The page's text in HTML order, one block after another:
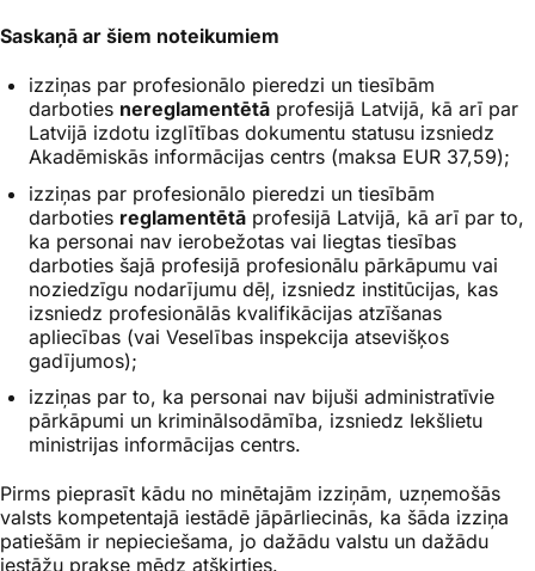
Saskaņā ar šiem noteikumiem
izziņas par profesionālo pieredzi un tiesībām
darboties nereglamentētā profesijā Latvijā, kā arī par
Latvijā izdotu izglītības dokumentu statusu izsniedz
Akadēmiskās informācijas centrs (maksa EUR 37,59);
izziņas par profesionālo pieredzi un tiesībām
darboties reglamentētā profesijā Latvijā, kā arī par to,
ka personai nav ierobežotas vai liegtas tiesības
darboties šajā profesijā profesionālu pārkāpumu vai
noziedzīgu nodarījumu dēļ, izsniedz institūcijas, kas
izsniedz profesionālās kvalifikācijas atzīšanas
apliecības (vai Veselības inspekcija atsevišķos
gadījumos);
izziņas par to, ka personai nav bijuši administratīvie
pārkāpumi un kriminālsodāmība, izsniedz Iekšlietu
ministrijas informācijas centrs.
Pirms pieprasīt kādu no minētajām izziņām, uzņemošās
valsts kompetentajā iestādē jāpārliecinās, ka šāda izziņa
patiešām ir nepieciešama, jo dažādu valstu un dažādu
iestāžu prakse mēdz atšķirties.